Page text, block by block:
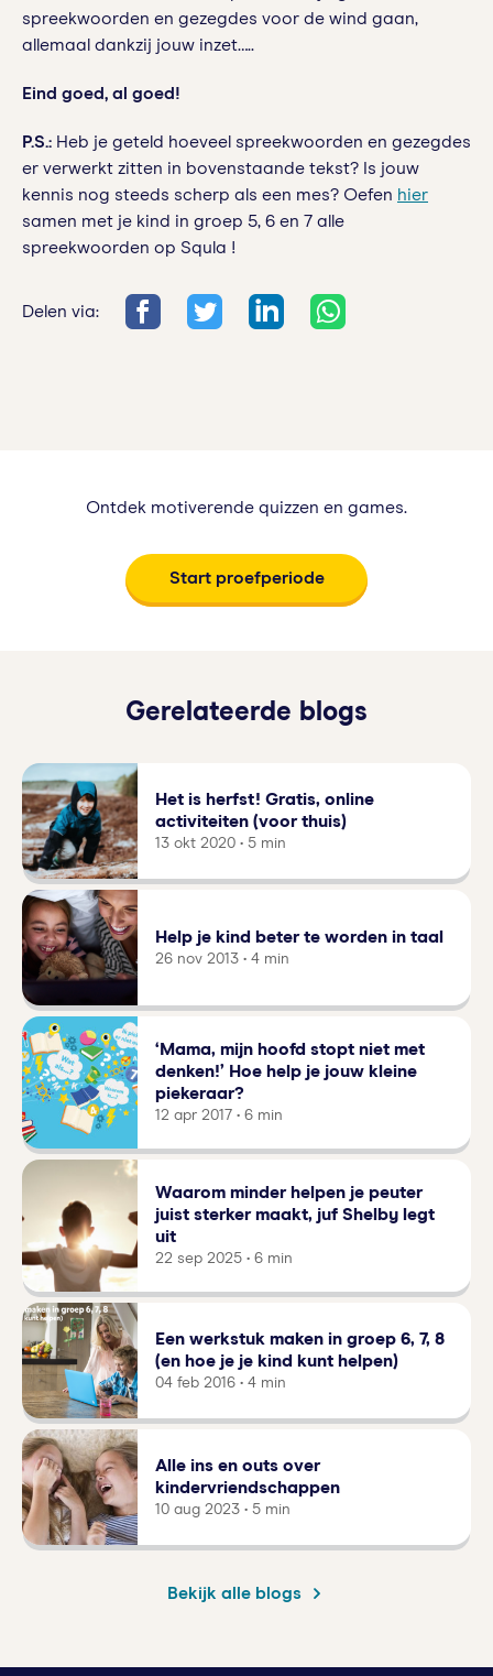
spreekwoorden en gezegdes voor de wind gaan,
allemaal dankzij jouw inzet…..
Eind goed, al goed!
P.S.: Heb je geteld hoeveel spreekwoorden en gezegdes
er verwerkt zitten in bovenstaande tekst? Is jouw
kennis nog steeds scherp als een mes? Oefen hier
samen met je kind in groep 5, 6 en 7 alle
spreekwoorden op Squla !
Delen via:
Ontdek motiverende quizzen en games.
Start proefperiode
Gerelateerde blogs
Het is herfst! Gratis, online
activiteiten (voor thuis)
13 okt 2020 • 5 min
Help je kind beter te worden in taal
26 nov 2013 • 4 min
‘Mama, mijn hoofd stopt niet met
denken!’ Hoe help je jouw kleine
piekeraar?
12 apr 2017 • 6 min
Waarom minder helpen je peuter
juist sterker maakt, juf Shelby legt
uit
22 sep 2025 • 6 min
Een werkstuk maken in groep 6, 7, 8
(en hoe je je kind kunt helpen)
04 feb 2016 • 4 min
Alle ins en outs over
kindervriendschappen
10 aug 2023 • 5 min
Bekijk alle blogs